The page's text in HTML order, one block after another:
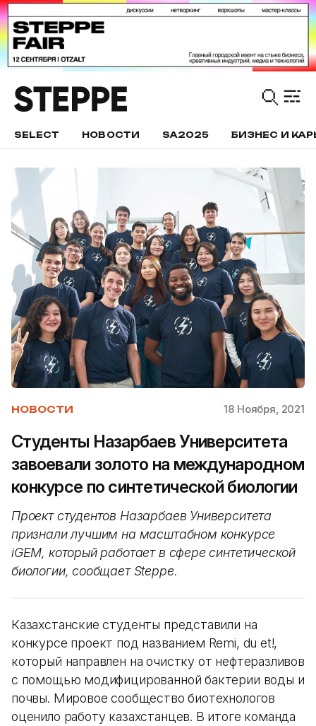
SELECT НОВОСТИ SA2025 БИЗНЕС И
НОВОСТИ 18 Ноября, 2021
Студенты Назарбаев Университета
завоевали золото на международном
конкурсе по синтетической биологии
Проект студентов Назарбаев Университета
признали лучшим на масштабном конкурсе
iGEM, который работает в сфере синтетической
биологии, сообщает Steppe.
Казахстанские студенты представили на
конкурсе проект под названием Remi, du et!,
который направлен на очистку от нефтеразливов
с помощью модифицированной бактерии воды и
почвы. Мировое сообщество биотехнологов
оценило работу казахстанцев. В итоге команда